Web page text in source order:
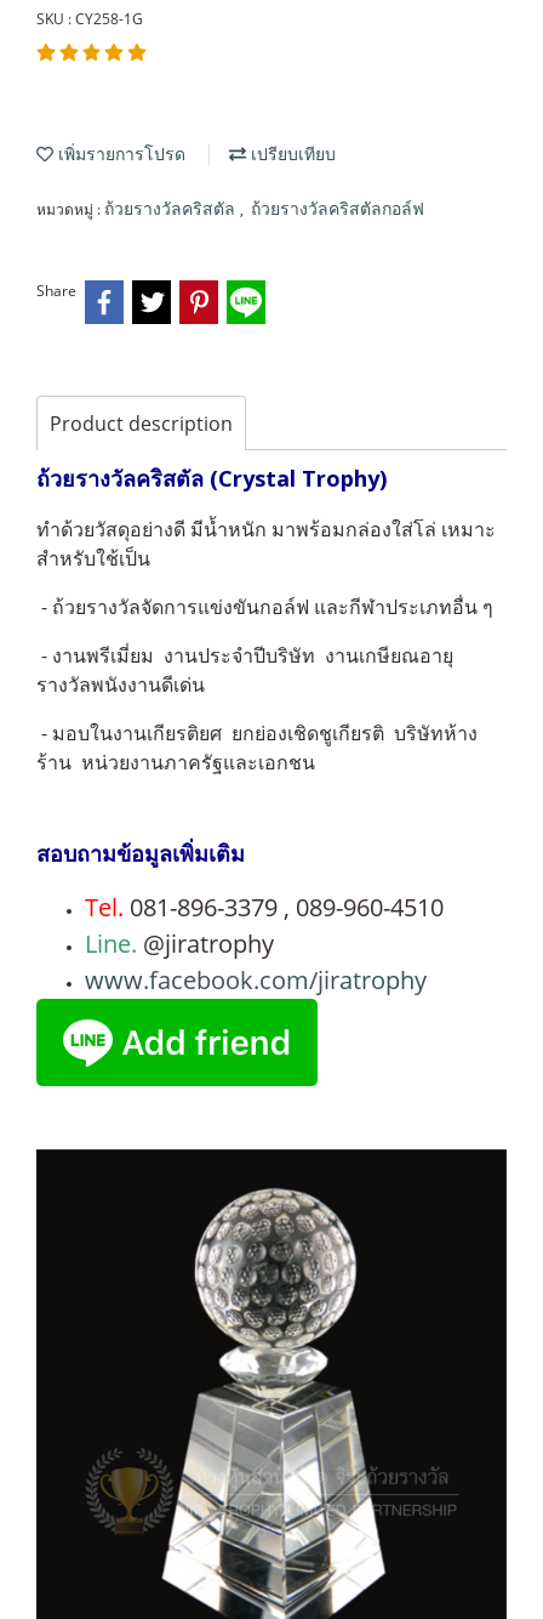
SKU : CY258-1G
เพิ่มรายการโปรด เปรียบเทียบ
หมวดหมู่ : ถ้วยรางวัลคริสตัล , ถ้วยรางวัลคริสตัลกอล์ฟ
Share
Product description
ถ้วยรางวัลคริสตัล (Crystal Trophy)
ทำด้วยวัสดุอย่างดี มีน้ำหนัก มาพร้อมกล่องใส่โล่ เหมาะ
สำหรับใช้เป็น
- ถ้วยรางวัลจัดการแข่งขันกอล์ฟ และกีฬาประเภทอื่น ๆ
- งานพรีเมี่ยม งานประจำปีบริษัท งานเกษียณอายุ
รางวัลพนังงานดีเด่น
- มอบในงานเกียรติยศ ยกย่องเชิดชูเกียรติ บริษัทห้าง
ร้าน หน่วยงานภาครัฐและเอกชน
สอบถามข้อมูลเพิ่มเติม
Tel. 081-896-3379 , 089-960-4510
Line. @jiratrophy
www.facebook.com/jiratrophy